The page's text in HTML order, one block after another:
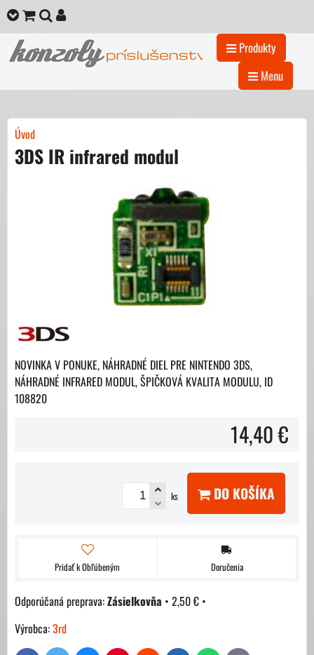
Produkty
Menu
Úvod
3DS IR infrared modul
NOVINKA V PONUKE, NÁHRADNÉ DIEL PRE NINTENDO 3DS,
NÁHRADNÉ INFRARED MODUL, ŠPIČKOVÁ KVALITA MODULU, ID
108820
14,40 €
ks DO KOŠÍKA
Pridať k Obľúbeným Doručenia
Zásielkovňa • 2,50 € •
Výrobca:3rd